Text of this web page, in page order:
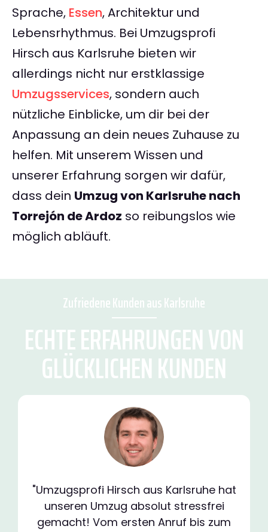
Sprache, Essen, Architektur und
Lebensrhythmus. Bei Umzugsprofi
Hirsch aus Karlsruhe bieten wir
allerdings nicht nur erstklassige
Umzugsservices, sondern auch
nützliche Einblicke, um dir bei der
Anpassung an dein neues Zuhause zu
helfen. Mit unserem Wissen und
unserer Erfahrung sorgen wir dafür,
dass dein Umzug von Karlsruhe nach
Torrejón de Ardoz so reibungslos wie
möglich abläuft.
Zufriedene Kunden aus Karlsruhe
ECHTE ERFAHRUNGEN VON
GLÜCKLICHEN KUNDEN
"Umzugsprofi Hirsch aus Karlsruhe hat
unseren Umzug absolut stressfrei
gemacht! Vom ersten Anruf bis zum